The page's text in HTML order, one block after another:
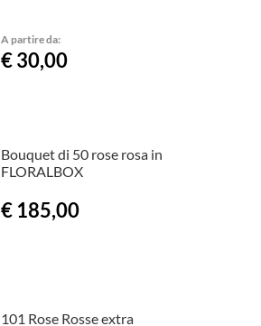
A partire da:
€ 30,00
Bouquet di 50 rose rosa in
FLORALBOX
€ 185,00
101 Rose Rosse extra